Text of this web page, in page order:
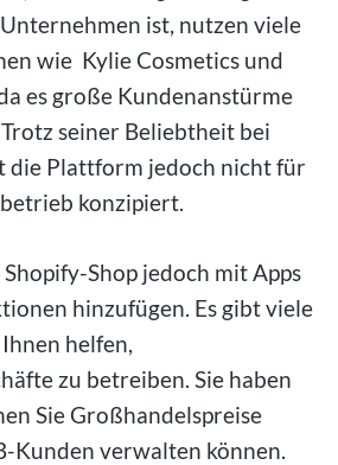
ist, nutzen viele
wie Kylie Cosmetics und
es große Kundenanstürme
seiner Beliebtheit bei
die Plattform jedoch nicht für
konzipiert.
Shop jedoch mit Apps
hinzufügen. Es gibt viele
helfen,
zu betreiben. Sie haben
Sie Großhandelspreise
Kunden verwalten können.